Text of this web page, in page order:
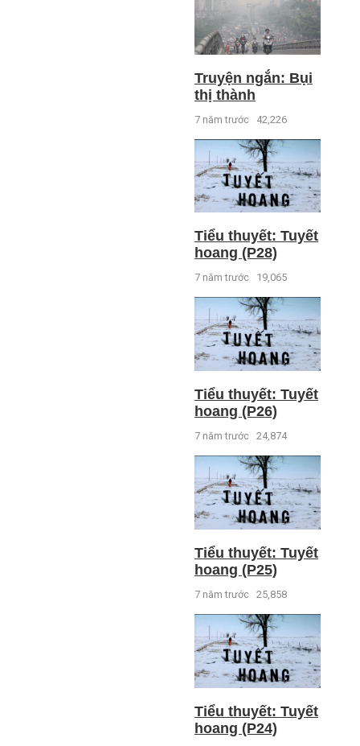
Truyện ngắn: Bụi
thị thành
7 năm trước 42,226
Tiểu thuyết: Tuyết
hoang (P28)
7 năm trước 19,065
Tiểu thuyết: Tuyết
hoang (P26)
7 năm trước 24,874
Tiểu thuyết: Tuyết
hoang (P25)
7 năm trước 25,858
Tiểu thuyết: Tuyết
hoang (P24)